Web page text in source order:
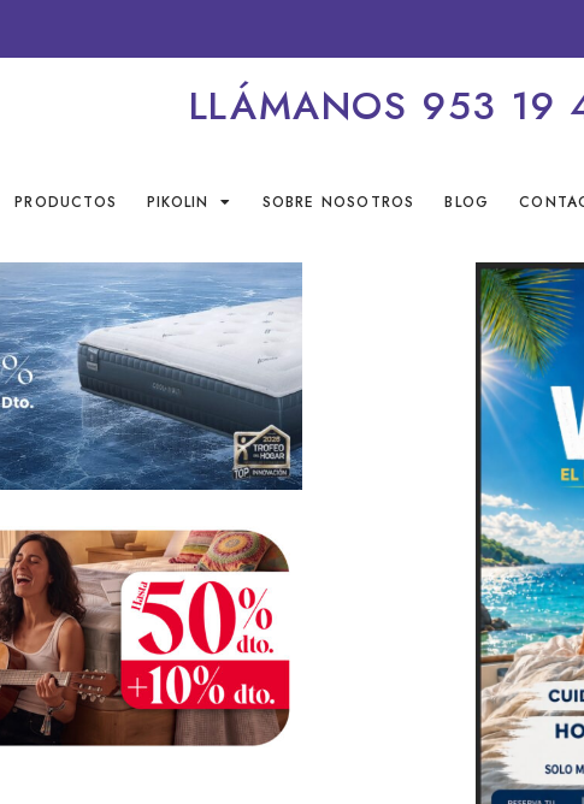
LLÁMANOS 953 19
PRODUCTOS PIKOLIN SOBRE NOSOTROS BLOG